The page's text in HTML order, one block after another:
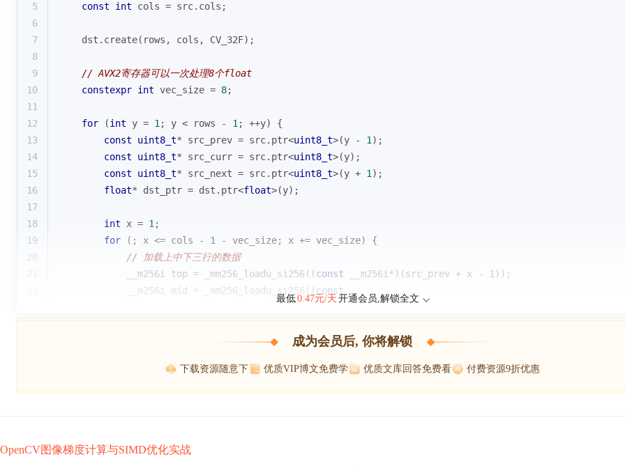
5
const int cols = src.cols;
6
7
    dst.
create(rows, cols, CV_32F);
8
9
// AVX2寄存器可以一次处理8个float
10
constexpr int vec_size = 8;
11
12
for (int y = 1 ; y < rows - 1 ; ++y) {
13
const uint8_t* src_prev = src.ptr<uint8_t>(y - 1 );
14
const uint8_t* src_curr = src.ptr<uint8_t>(y);
15
const uint8_t* src_next = src.ptr<uint8_t>(y + 1 );
16
float* dst_ptr = dst.ptr<float>(y);
17
18
int x = 1 ;
19
for (; x <= cols - 1
- vec_size; x += vec_size) {
20
// 加载上中下三行的数据
            __m256i top = _mm256_loadu_si256((
const __m256i*)(src_prev + x - 1 ));
            __m256i mid = _mm256_loadu_si256((
const
最低0.47元/天 开通会员,解锁全文
成为会员后, 你将解锁
下载资源随意下 优质VIP博文免费学 优质文库回答免费看 付费资源9折优惠
OpenCV图像梯度计算与SIMD优化实战